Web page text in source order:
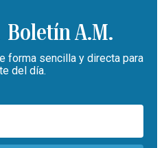
Boletín A.M.
forma sencilla y directa para
del día.